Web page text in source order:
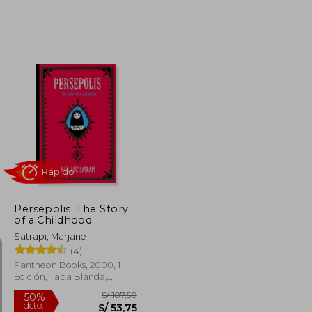
S/ 161,70
S/ 72,77
55%
dcto.
Persepolis: The Story
of a Childhood
(Pantheon Graphic
Library) (en Inglés)
Satrapi, Marjane
(4)
Pantheon Books, 2000, 1
Edición, Tapa Blanda,
Nuevo